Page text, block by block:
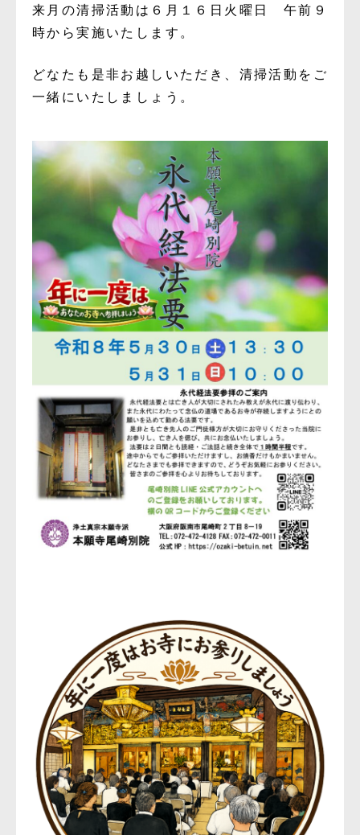
来月の清掃活動は６月１６日火曜日 午前９
時から実施いたします。
どなたも是非お越しいただき、清掃活動をご
一緒にいたしましょう。